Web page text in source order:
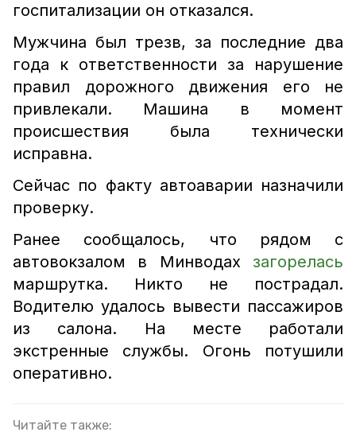
госпитализации он отказался.
Мужчина был трезв, за последние два
года к ответственности за нарушение
правил дорожного движения его не
привлекали. Машина в момент
происшествия была технически
исправна.
Сейчас по факту автоаварии назначили
проверку.
Ранее сообщалось, что рядом с
автовокзалом в Минводах загорелась
маршрутка. Никто не пострадал.
Водителю удалось вывести пассажиров
из салона. На месте работали
экстренные службы. Огонь потушили
оперативно.
Читайте также: